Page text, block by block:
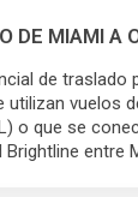
DE MIAMI A
de traslado
utilizan vuelos
o que se
entre